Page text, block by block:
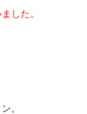
した。
。